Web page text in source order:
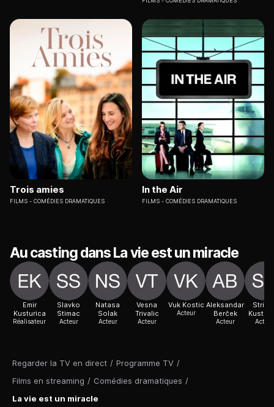
Regarder la TV en direct / Programme TV /
Films en streaming / Comédies dramatiques /
La vie est un miracle
Trois amies
FILMS COMÉDIES DRAMATIQUES
In the Air
FILMS COMÉDIES DRAMATIQUES
Au casting dans La vie est un miracle
Emir
Kusturica
Réalisateur
Slavko
Stimac
Acteur
Natasa
Solak
Acteur
Vesna
Trivalic
Acteur
Vuk Kostic
Acteur
Aleksandar
Berček
Acteur Acteur